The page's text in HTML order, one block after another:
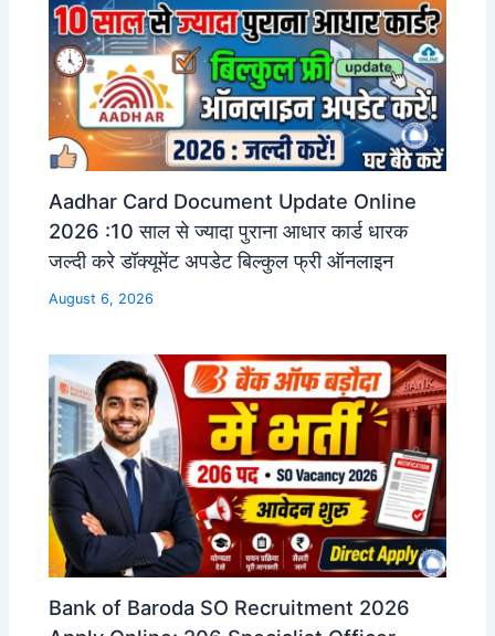
Aadhar Card Document Update Online
2026 :10 साल से ज्यादा पुराना आधार कार्ड धारक
जल्दी करे डॉक्यूमेंट अपडेट बिल्कुल फ्री ऑनलाइन
August 6, 2026
Bank of Baroda SO Recruitment 2026